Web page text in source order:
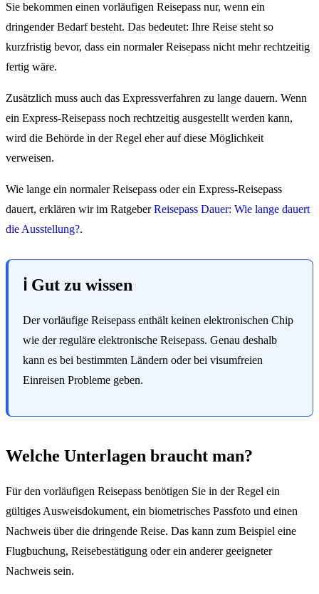
Sie bekommen einen vorläufigen Reisepass nur, wenn ein
dringender Bedarf besteht. Das bedeutet: Ihre Reise steht so
kurzfristig bevor, dass ein normaler Reisepass nicht mehr rechtzeitig
fertig wäre.
Zusätzlich muss auch das Expressverfahren zu lange dauern. Wenn
ein Express-Reisepass noch rechtzeitig ausgestellt werden kann,
wird die Behörde in der Regel eher auf diese Möglichkeit
verweisen.
Wie lange ein normaler Reisepass oder ein Express-Reisepass
dauert, erklären wir im RatgeberReisepass Dauer: Wie lange dauert
die Ausstellung?.
ℹ️ Gut zu wissen
Der vorläufige Reisepass enthält keinen elektronischen Chip
wie der reguläre elektronische Reisepass. Genau deshalb
kann es bei bestimmten Ländern oder bei visumfreien
Einreisen Probleme geben.
Welche Unterlagen braucht man?
Für den vorläufigen Reisepass benötigen Sie in der Regel ein
gültiges Ausweisdokument, ein biometrisches Passfoto und einen
Nachweis über die dringende Reise. Das kann zum Beispiel eine
Flugbuchung, Reisebestätigung oder ein anderer geeigneter
Nachweis sein.